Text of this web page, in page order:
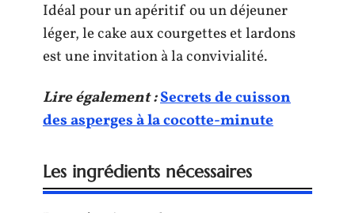
Idéal pour un apéritif ou un déjeuner
léger, le cake aux courgettes et lardons
est une invitation à la convivialité.
Lire également :Secrets de cuisson
des asperges à la cocotte-minute
Les ingrédients nécessaires